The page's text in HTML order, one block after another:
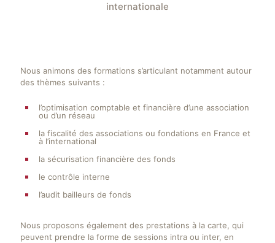
internationale
Nous animons des formations s’articulant notamment autour
des thèmes suivants :
l’optimisation comptable et financière d’une association
ou d’un réseau
la fiscalité des associations ou fondations en France et
à l’international
la sécurisation financière des fonds
le contrôle interne
l’audit bailleurs de fonds
Nous proposons également des prestations à la carte, qui
peuvent prendre la forme de sessions intra ou inter, en